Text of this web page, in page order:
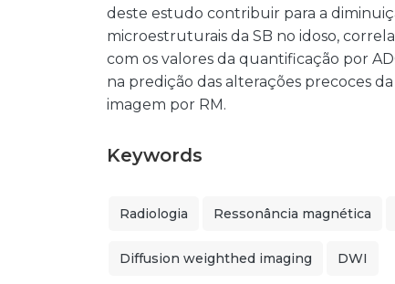
deste estudo contribuir para a
microestruturais da SB no idoso,
com os valores da quantificação por
na predição das alterações precoces
imagem por RM.
Keywords
Radiologia Ressonância magnética
Diffusion weighthed imaging DWI